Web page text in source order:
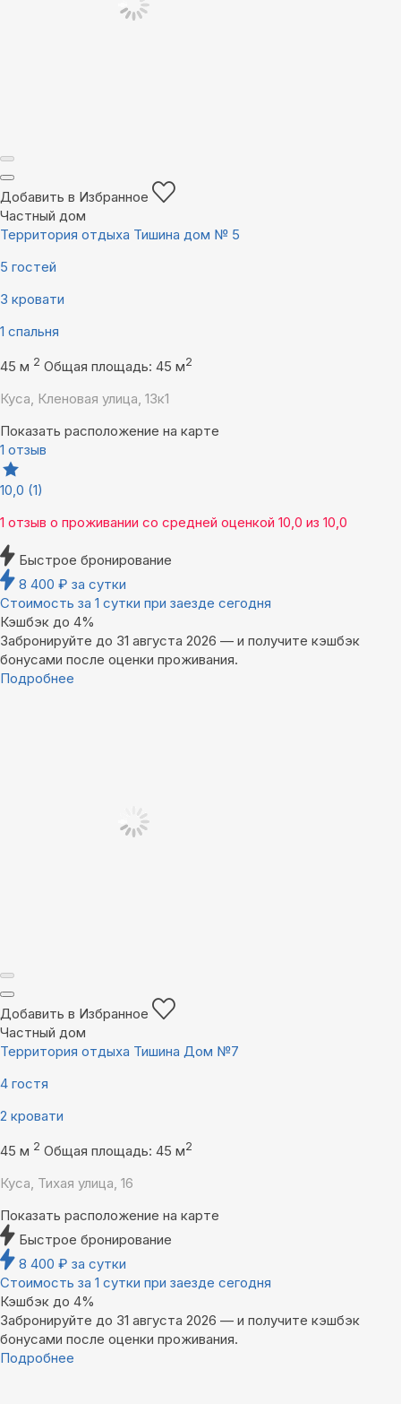
Добавить в Избранное
Частный дом
Территория отдыха Тишина дом № 5
5 гостей
3 кровати
1 спальня
45 м 2 Общая площадь: 45 м2
Куса, Кленовая улица, 13к1
Показать расположение на карте
1 отзыв
10,0 (1)
1 отзыв о проживании со средней оценкой 10,0 из 10,0
Быстрое бронирование
8 400 ₽ за сутки
Стоимость за 1 сутки при заезде сегодня
Кэшбэк до 4%
Забронируйте до 31 августа 2026 — и получите кэшбэк
бонусами после оценки проживания.
Подробнее
Добавить в Избранное
Частный дом
Территория отдыха Тишина Дом №7
4 гостя
2 кровати
45 м 2 Общая площадь: 45 м2
Куса, Тихая улица, 16
Показать расположение на карте
Быстрое бронирование
8 400 ₽ за сутки
Стоимость за 1 сутки при заезде сегодня
Кэшбэк до 4%
Забронируйте до 31 августа 2026 — и получите кэшбэк
бонусами после оценки проживания.
Подробнее